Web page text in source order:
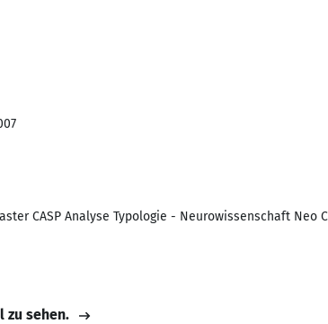
CASP Analyse Typologie - Neurowissenschaft Neo
zu sehen.